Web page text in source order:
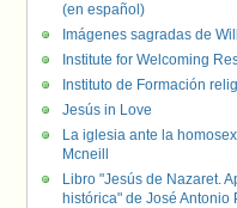
(en español)
Imágenes sagradas de
Institute for Welcoming
Instituto de Formación
Jesús in Love
La iglesia ante la
Mcneill
Libro "Jesús de Nazaret.
histórica" de José Antonio